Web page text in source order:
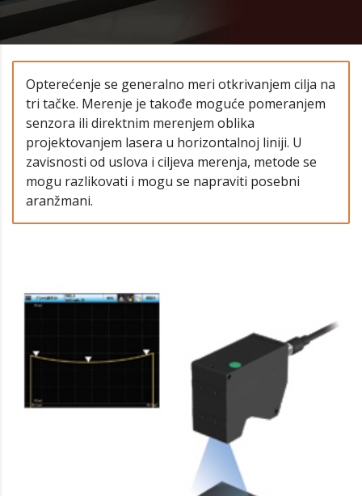
Opterećenje se generalno meri otkrivanjem cilja na
tri tačke. Merenje je takođe moguće pomeranjem
senzora ili direktnim merenjem oblika
projektovanjem lasera ​​u horizontalnoj liniji. U
zavisnosti od uslova i ciljeva merenja, metode se
mogu razlikovati i mogu se napraviti posebni
aranžmani.